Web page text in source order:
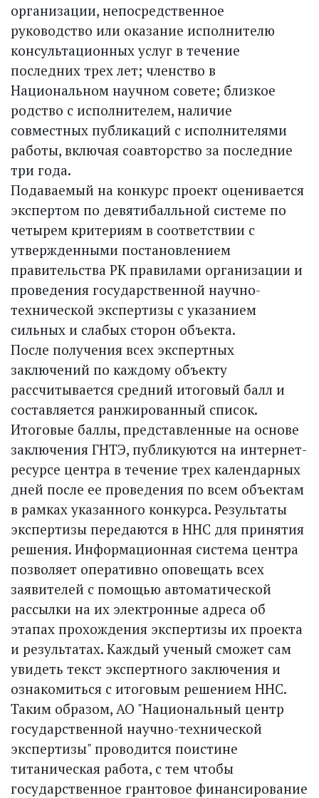
организации, непосредственное
руководство или оказание исполнителю
консультационных услуг в течение
последних трех лет; членство в
Национальном научном совете; близкое
родство с исполнителем, наличие
совместных публикаций с исполнителями
работы, включая соавторство за последние
три года.
Подаваемый на конкурс проект оценивается
экспертом по девятибалльной системе по
четырем критериям в соответствии с
утвержденными постановлением
правительства РК правилами организации и
проведения государственной научно-
технической экспертизы с указанием
сильных и слабых сторон объекта.
После получения всех экспертных
заключений по каждому объекту
рассчитывается средний итоговый балл и
составляется ранжированный список.
Итоговые баллы, представленные на основе
заключения ГНТЭ, публикуются на интернет-
ресурсе центра в течение трех календарных
дней после ее проведения по всем объектам
в рамках указанного конкурса. Результаты
экспертизы передаются в ННС для принятия
решения. Информационная система центра
позволяет оперативно оповещать всех
заявителей с помощью автоматической
рассылки на их электронные адреса об
этапах прохождения экспертизы их проекта
и результатах. Каждый ученый сможет сам
увидеть текст экспертного заключения и
ознакомиться с итоговым решением ННС.
Таким образом, АО "Национальный центр
государственной научно-технической
экспертизы" проводится поистине
титаническая работа, с тем чтобы
государственное грантовое финансирование